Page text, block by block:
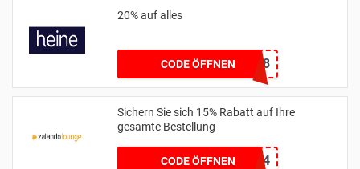
20% auf alles
CODE ÖFFNEN11258
Sichern Sie sich 15% Rabatt auf Ihre
gesamte Bestellung
CODE ÖFFNEN
EXTRA15JUNE24